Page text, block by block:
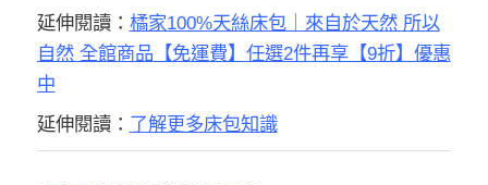
延伸閱讀： 橘家100%天絲床包｜來自於天然 所以
自然 全館商品 【免運費】 任選2件再享【9折】優惠
中
延伸閱讀： 了解更多床包知識